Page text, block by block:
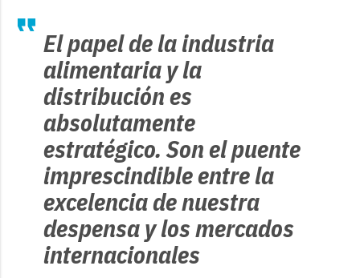
El papel de la industria
alimentaria y la
distribución es
absolutamente
estratégico. Son el puente
imprescindible entre la
excelencia de nuestra
despensa y los mercados
internacionales